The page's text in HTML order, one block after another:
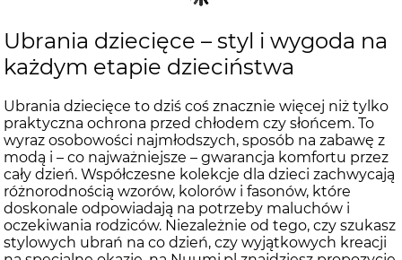
Ubrania dziecięce – styl i wygoda na
każdym etapie dzieciństwa
Ubrania dziecięce to dziś coś znacznie więcej niż tylko
praktyczna ochrona przed chłodem czy słońcem. To
wyraz osobowości najmłodszych, sposób na zabawę z
modą i – co najważniejsze – gwarancja komfortu przez
cały dzień. Współczesne kolekcje dla dzieci zachwycają
różnorodnością wzorów, kolorów i fasonów, które
doskonale odpowiadają na potrzeby maluchów i
oczekiwania rodziców. Niezależnie od tego, czy szukasz
stylowych ubrań na co dzień, czy wyjątkowych kreacji